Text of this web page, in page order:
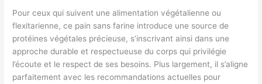
Pour ceux qui suivent une alimentation végétalienne ou
flexitarienne, ce pain sans farine introduce une source de
protéines végétales précieuse, s’inscrivant ainsi dans une
approche durable et respectueuse du corps qui privilégie
l’écoute et le respect de ses besoins. Plus largement, il s’aligne
parfaitement avec les recommandations actuelles pour